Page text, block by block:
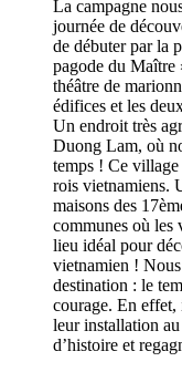
La campagne
journée de
de débuter par la
pagode du Maître
théâtre de
édifices et les
Un endroit très
Duong Lam, où
temps ! Ce village
rois vietnamiens.
maisons des
communes où les
lieu idéal pour
vietnamien !
destination : le
courage. En effet,
leur installation
d’histoire et